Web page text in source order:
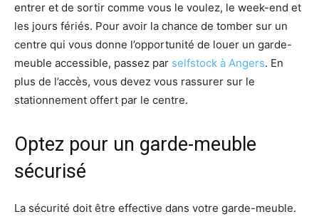
entrer et de sortir comme vous le voulez, le week-end et
les jours fériés. Pour avoir la chance de tomber sur un
centre qui vous donne l’opportunité de louer un garde-
meuble accessible, passez par selfstock à Angers. En
plus de l’accès, vous devez vous rassurer sur le
stationnement offert par le centre.
Optez pour un garde-meuble
sécurisé
La sécurité doit être effective dans votre garde-meuble.